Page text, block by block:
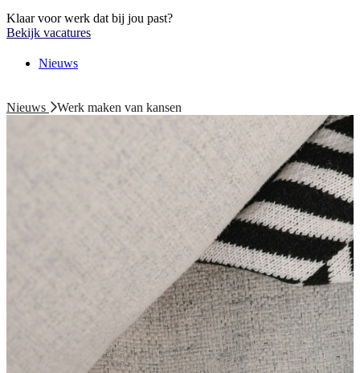
Klaar voor werk dat bij jou past?
Bekijk vacatures
Nieuws
Nieuws Werk maken van kansen